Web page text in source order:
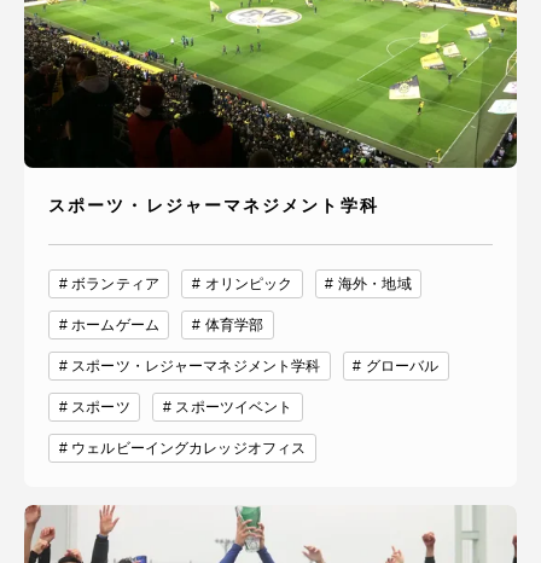
スポーツ・レジャーマネジメント学科
ボランティア オリンピック 海外・地域
ホームゲーム 体育学部
スポーツ・レジャーマネジメント学科 グローバル
スポーツ スポーツイベント
ウェルビーイングカレッジオフィス